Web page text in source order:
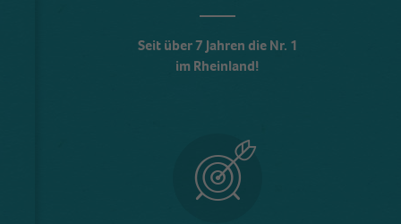
Seit über 7 Jahren die Nr. 1
im Rheinland!